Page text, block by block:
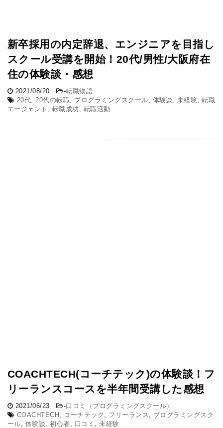
新卒採用の内定辞退、エンジニアを目指し
スクール受講を開始！20代/男性/大阪府在
住の体験談・感想
2021/08/20 -転職物語
20代,20代の転職, プログラミングスクール, 体験談 , 未経験,転職
エージェント , 転職成功 , 転職活動
COACHTECH(コーチテック)の体験談！フ
リーランスコースを半年間受講した感想
2021/06/23 -口コミ（プログラミングスクール）
COACHTECH , コーチテック , フリーランス , プログラミングスク
ール, 体験談,初心者, 口コミ ,未経験